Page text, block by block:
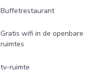
Buffetrestaurant
Gratis wifi in de openbare
ruimtes
tv-ruimte